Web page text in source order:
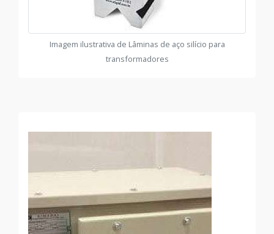
Imagem ilustrativa de Lâminas de aço silício para
transformadores